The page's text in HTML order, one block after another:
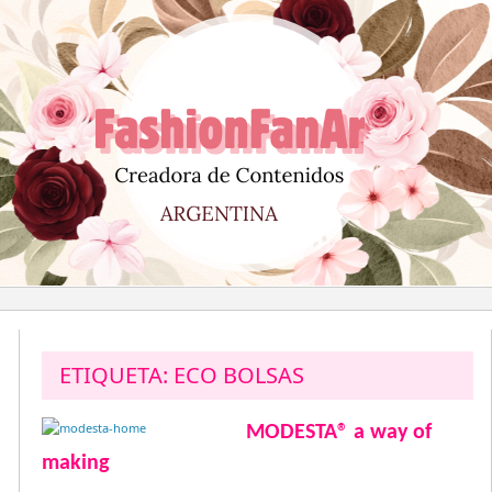
al
contenido
ETIQUETA: ECO BOLSAS
MODESTA® a way of
making